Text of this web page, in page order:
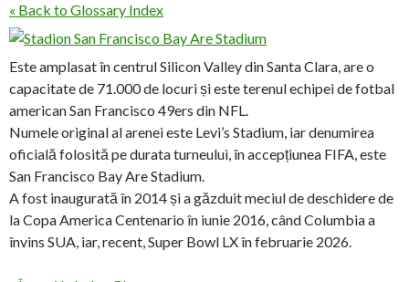
« Back to Glossary Index
Este amplasat în centrul Silicon Valley din Santa Clara, are o
capacitate de 71.000 de locuri și este terenul echipei de fotbal
american San Francisco 49ers din NFL.
Numele original al arenei este Levi’s Stadium, iar denumirea
oficială folosită pe durata turneului, în accepțiunea FIFA, este
San Francisco Bay Are Stadium.
A fost inaugurată în 2014 și a găzduit meciul de deschidere de
la Copa America Centenario în iunie 2016, când Columbia a
învins SUA, iar, recent, Super Bowl LX în februarie 2026.